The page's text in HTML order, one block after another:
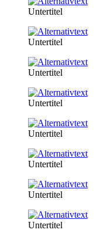
Untertitel
Untertitel
Untertitel
Untertitel
Untertitel
Untertitel
Untertitel
Untertitel